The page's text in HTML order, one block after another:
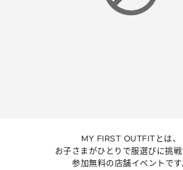
MY FIRST OUTFITとは、
お子さまがひとりで服選びに挑戦
参加無料の店舗イベントです